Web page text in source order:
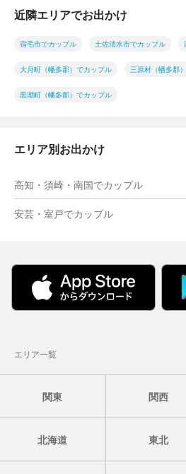
近隣エリアでお出かけ
宿毛市でカップル 土佐清水市でカップル
大月町（幡多郡）でカップル 三原村（幡多郡
黒潮町（幡多郡）でカップル
エリア別お出かけ
高知・須崎・南国でカップル
安芸・室戸でカップル
エリア一覧
関東 関西
北海道 東北